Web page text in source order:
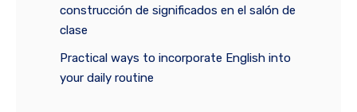
construcción de significados en el salón de
clase
Practical ways to incorporate English into
your daily routine